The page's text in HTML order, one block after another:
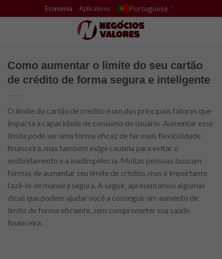
to
Economia Aplicativos Portuguese ▼
Como aumentar o limite do seu cartão
de crédito de forma segura e inteligente
O limite do cartão de crédito é um dos principais fatores que
impacta a capacidade de consumo do usuário. Aumentar esse
limite pode ser uma forma eficaz de ter mais flexibilidade
financeira, mas também exige cautela para evitar o
endividamento e a inadimplência. Muitas pessoas buscam
formas de aumentar seu limite de crédito, mas é importante
fazê-lo de maneira segura. A seguir, apresentamos algumas
dicas que podem ajudar você a conseguir um aumento de
limite de forma eficiente, sem comprometer sua saúde
financeira.